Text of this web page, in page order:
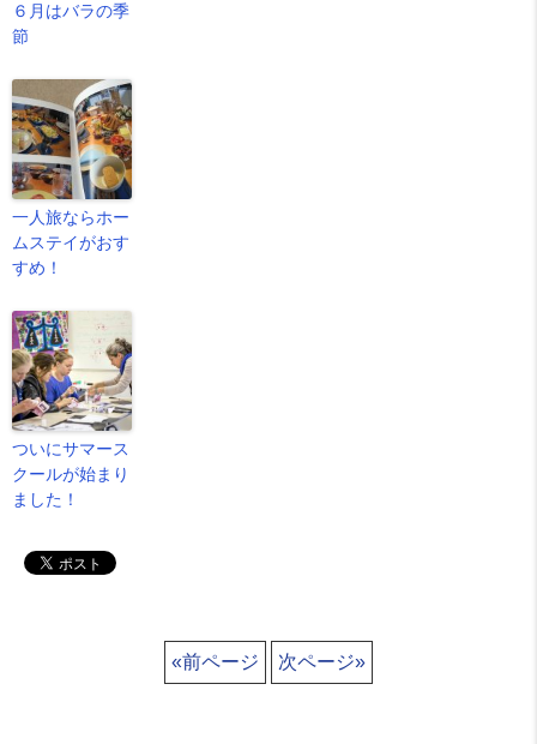
６月はバラの季
節
一人旅ならホー
ムステイがおす
すめ！
ついにサマース
クールが始まり
ました！
«前ページ 次ページ»